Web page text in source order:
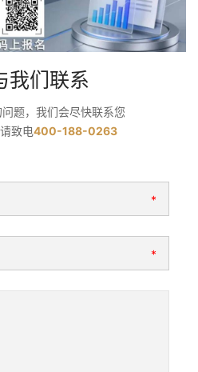
我们联系
题，我们会尽快联系您
致电400-188-0263
*
*